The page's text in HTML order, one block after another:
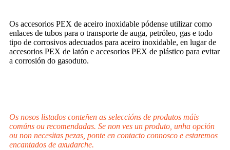
Os accesorios PEX de aceiro inoxidable pódense utilizar como
enlaces de tubos para o transporte de auga, petróleo, gas e todo
tipo de corrosivos adecuados para aceiro inoxidable, en lugar de
accesorios PEX de latón e accesorios PEX de plástico para evitar
a corrosión do gasoduto.
Os nosos listados conteñen as seleccións de produtos máis
comúns ou recomendadas. Se non ves un produto, unha opción
ou non necesitas pezas, ponte en contacto connosco e estaremos
encantados de axudarche.